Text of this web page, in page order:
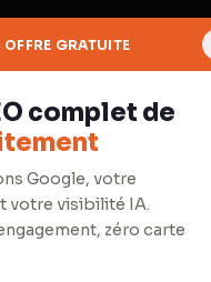
GRATUITE
complet de
Google, votre
votre visibilité IA.
zéro carte